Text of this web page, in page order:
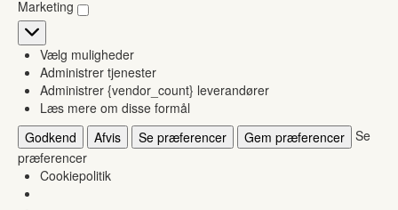
Marketing
Marketing
Vælg muligheder
Administrer tjenester
Administrer {vendor_count} leverandører
Læs mere om disse formål
Godkend
Afvis Se præferencer Gem præferencer Se
præferencer
Cookiepolitik